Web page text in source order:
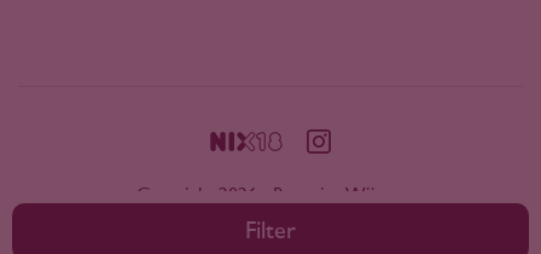
Filter
Copyright 2026 - Rootring Wijnen